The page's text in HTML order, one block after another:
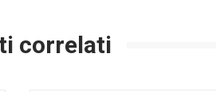
correlati